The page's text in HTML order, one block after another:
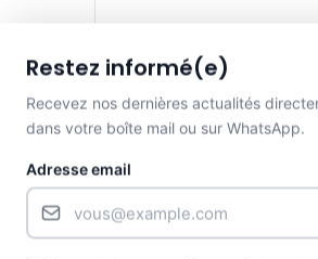
De ce fait, le CHUL tient
patience, d’écoute et
humain pour toutes les
l’importance de leur rôle
Restez informé(e)
Recevez nos dernières actualités
dans votre boîte mail ou sur WhatsApp.
Adresse email